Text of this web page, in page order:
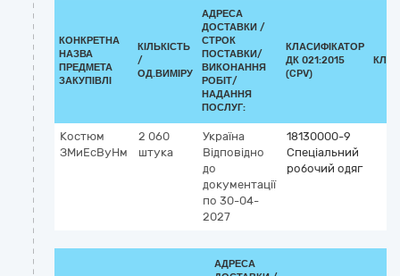
КОНКРЕТНА
НАЗВА
ПРЕДМЕТА
ЗАКУПІВЛІ
КІЛЬКІСТЬ
/
ОД.ВИМІРУ
АДРЕСА
ДОСТАВКИ /
СТРОК
ПОСТАВКИ/
ВИКОНАННЯ
РОБІТ/
НАДАННЯ
ПОСЛУГ:
КЛАСИФІКАТОР
ДК 021:2015
(CPV)
Костюм
ЗМиЕсВуНм
2 060
штука
Україна
Відповідно
до
документації
по 30-04-
2027
18130000-9
Спеціальний
робочий одяг
АДРЕСА